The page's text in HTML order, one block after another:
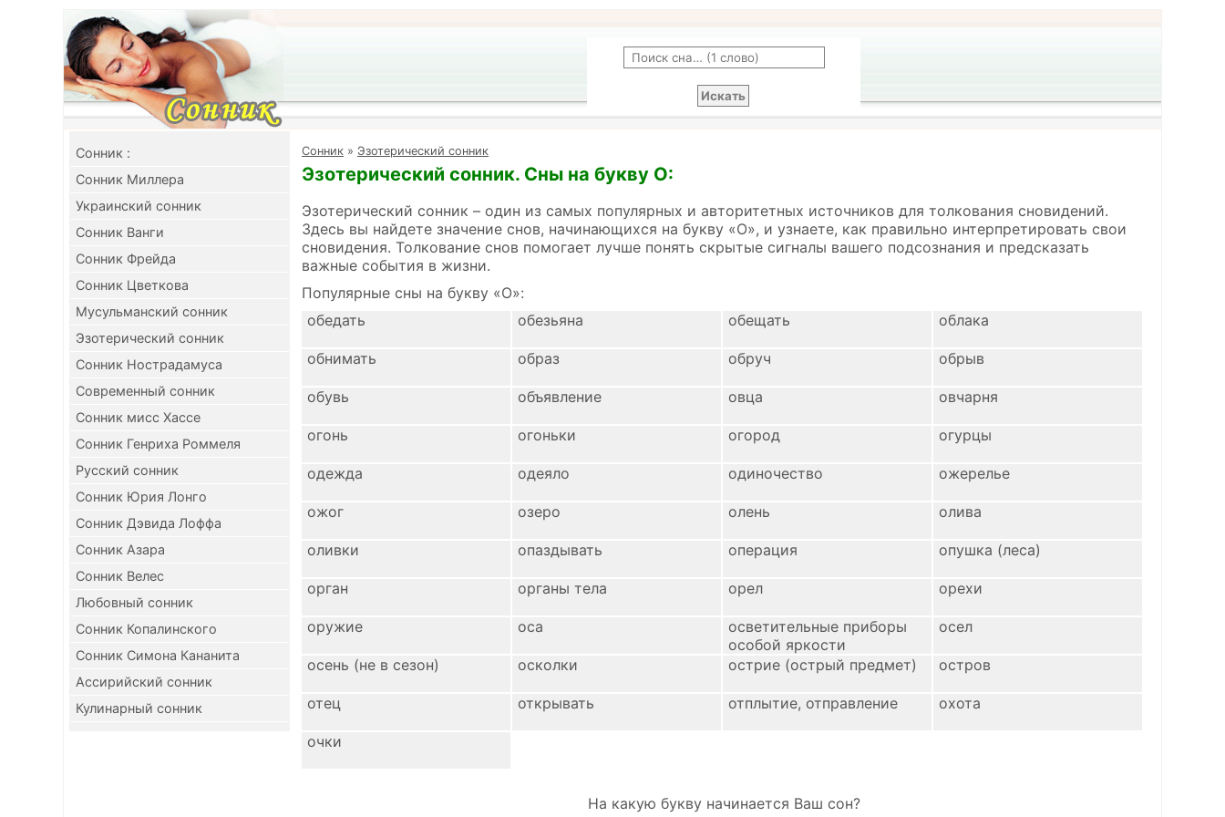
Cонник :
Сонник Миллера
Украинский сонник
Сонник Ванги
Сонник Фрейда
Сонник Цветкова
Мусульманский сонник
Эзотерический сонник
Сонник Нострадамуса
Современный сонник
Сонник мисс Хассе
Сонник Генриха Роммеля
Русский сонник
Сонник Юрия Лонго
Сонник Дэвида Лоффа
Сонник Азара
Сонник Велес
Любовный сонник
Сонник Копалинского
Сонник Симона Кананита
Ассирийский сонник
Кулинарный сонник
Cонник » Эзотерический сонник
Эзотерический сонник. Сны на букву О:
Эзотерический сонник – один из самых популярных и авторитетных источников для толкования сновидений.
Здесь вы найдете значение снов, начинающихся на букву «О», и узнаете, как правильно интерпретировать свои
сновидения. Толкование снов помогает лучше понять скрытые сигналы вашего подсознания и предсказать
важные события в жизни.
Популярные сны на букву «О»:
обедать
обезьяна обещать облака
обнимать образ обруч обрыв
обувь объявление овца овчарня
огонь огоньки огород огурцы
одежда одеяло одиночество ожерелье
ожог озеро олень олива
оливки опаздывать операция опушка (леса)
орган органы тела орел орехи
оружие оса
осветительные приборы
особой яркости
осел
осень (не в сезон) осколки острие (острый предмет) остров
отец открывать отплытие, отправление охота
очки
На какую букву начинается Ваш сон?